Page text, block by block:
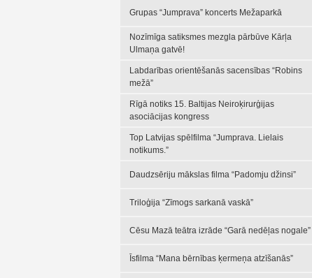
Grupas “Jumprava” koncerts Mežaparkā
Nozīmīga satiksmes mezgla pārbūve Kārļa
Ulmaņa gatvē!
Labdarības orientēšanās sacensības “Robins
mežā”
Rīgā notiks 15. Baltijas Neiroķirurģijas
asociācijas kongress
Top Latvijas spēlfilma “Jumprava. Lielais
notikums.”
Daudzsēriju mākslas filma “Padomju džinsi”
Triloģija “Zīmogs sarkanā vaskā”
Cēsu Mazā teātra izrāde “Garā nedēļas nogale”
Īsfilma “Mana bērnības ķermeņa atzīšanās”